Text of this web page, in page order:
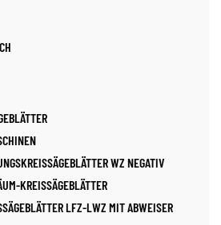
WZ NEGATIV
KREISSÄGEBLÄTTER
LFZ-LWZ MIT ABWEISER